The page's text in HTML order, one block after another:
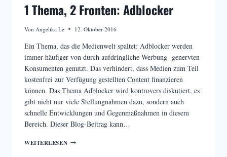
1 Thema, 2 Fronten: Adblocker
Von Angelika Le 12. Oktober 2016
Ein Thema, das die Medienwelt spaltet: Adblocker werden
immer häufiger von durch aufdringliche Werbung genervten
Konsumenten genutzt. Das verhindert, dass Medien zum Teil
kostenfrei zur Verfügung gestellten Content finanzieren
können. Das Thema Adblocker wird kontrovers diskutiert, es
gibt nicht nur viele Stellungnahmen dazu, sondern auch
schnelle Entwicklungen und Gegenmaßnahmen in diesem
Bereich. Dieser Blog-Beitrag kann…
WEITERLESEN1